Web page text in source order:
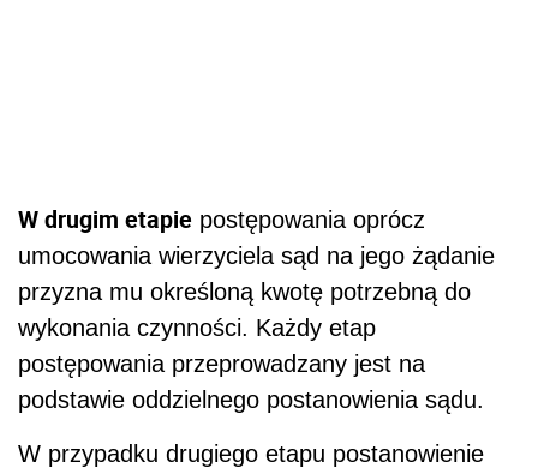
W drugim etapie postępowania oprócz
umocowania wierzyciela sąd na jego żądanie
przyzna mu określoną kwotę potrzebną do
wykonania czynności. Każdy etap
postępowania przeprowadzany jest na
podstawie oddzielnego postanowienia sądu.
W przypadku drugiego etapu postanowienie